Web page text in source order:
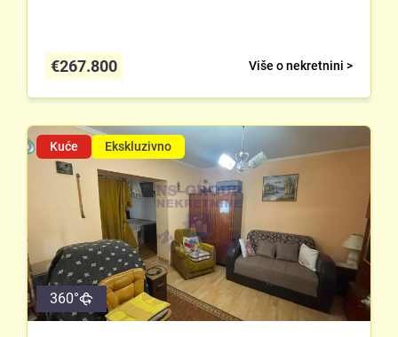
Više o nekretnini >
€267.800
Kuće Ekskluzivno
360°